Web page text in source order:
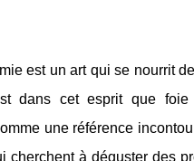
est un art qui se nourrit
dans cet esprit que
une référence
cherchent à déguster des